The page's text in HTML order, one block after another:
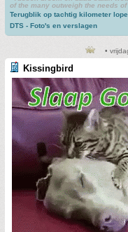
of the many outweigh the needs
Terugblik op tachtig kilometer
DTS - Foto's en verslagen
•
Kissingbird